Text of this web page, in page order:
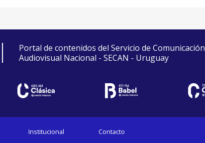
Portal de contenidos del Servicio de Comunicación
Audiovisual Nacional - SECAN - Uruguay
Institucional Contacto